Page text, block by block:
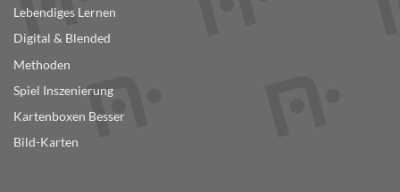
Lebendiges Lernen
Digital & Blended
Methoden
Spiel Inszenierung
Kartenboxen Besser
Bild-Karten